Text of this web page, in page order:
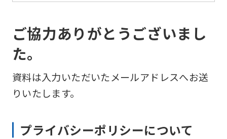
ご協力ありがとうございまし
た。
資料は入力いただいたメールアドレスへお送
りいたします。
プライバシーポリシーについて